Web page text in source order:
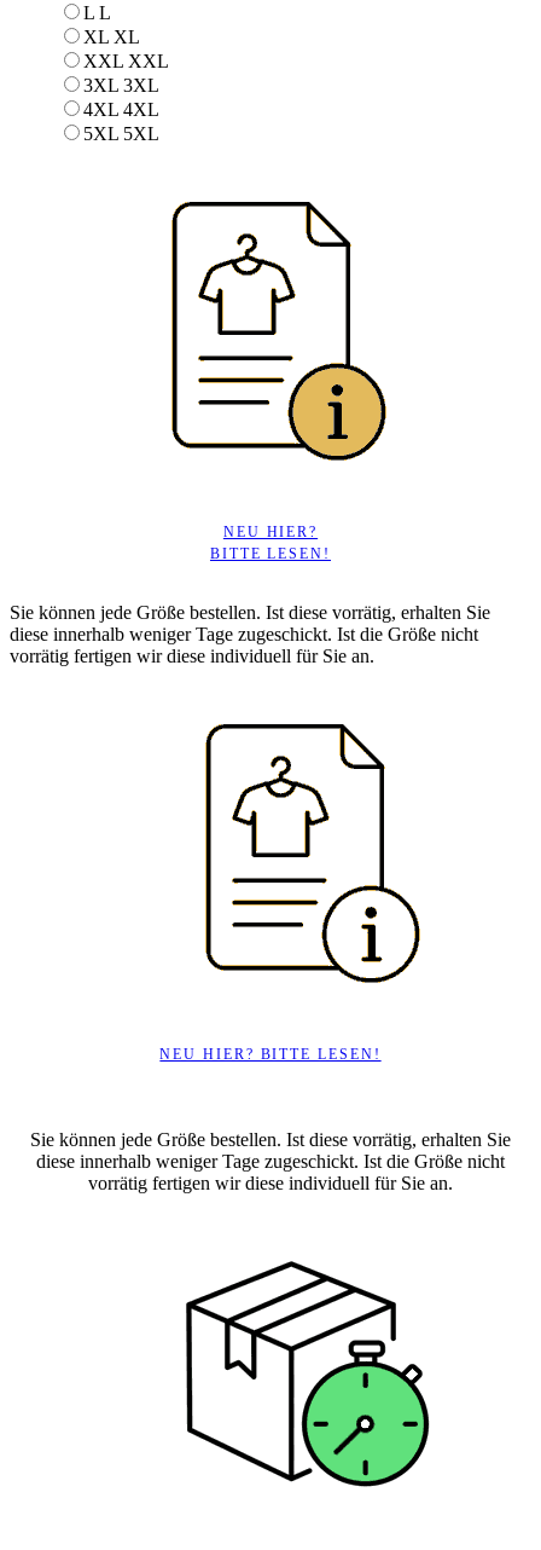
L L
XL XL
XXL XXL
3XL 3XL
4XL 4XL
5XL 5XL
NEU HIER?
BITTE LESEN!
Sie können jede Größe bestellen. Ist diese vorrätig, erhalten Sie
diese innerhalb weniger Tage zugeschickt. Ist die Größe nicht
vorrätig fertigen wir diese individuell für Sie an.
NEU HIER? BITTE LESEN!
Sie können jede Größe bestellen. Ist diese vorrätig, erhalten Sie
diese innerhalb weniger Tage zugeschickt. Ist die Größe nicht
vorrätig fertigen wir diese individuell für Sie an.